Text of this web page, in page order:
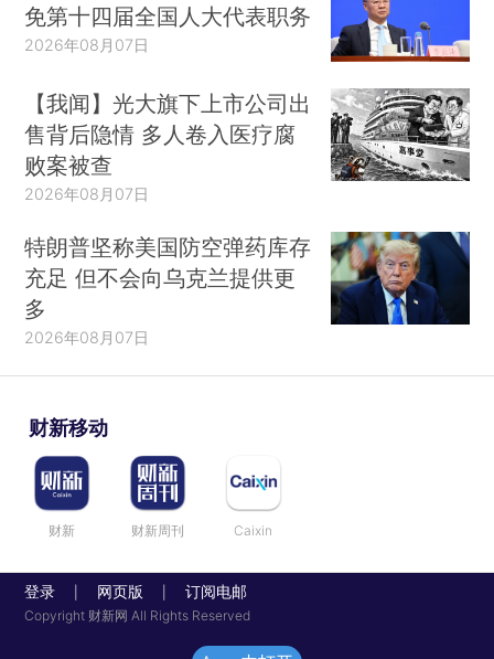
免第十四届全国人大代表职务
2026年08月07日
【我闻】光大旗下上市公司出
售背后隐情 多人卷入医疗腐
败案被查
2026年08月07日
特朗普坚称美国防空弹药库存
充足 但不会向乌克兰提供更
多
2026年08月07日
财新移动
财新 财新周刊 Caixin
登录 网页版 订阅电邮
Copyright 财新网 All Rights Reserved